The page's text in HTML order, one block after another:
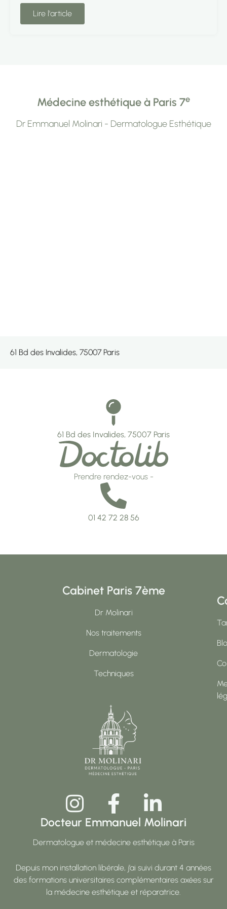
Lire l'article
Médecine esthétique à Paris 7e
Dr Emmanuel Molinari - Dermatologue Esthétique
61 Bd des Invalides, 75007 Paris
61 Bd des Invalides, 75007 Paris
Prendre rendez-vous -
01 42 72 28 56
Cabinet Paris 7ème
Dr Molinari
Nos traitements
Dermatologie
Techniques
Docteur Emmanuel Molinari
Dermatologue et médecine esthétique à Paris
Depuis mon installation libérale, j’ai suivi durant 4 années
des formations universitaires complémentaires axées sur
la médecine esthétique et réparatrice.